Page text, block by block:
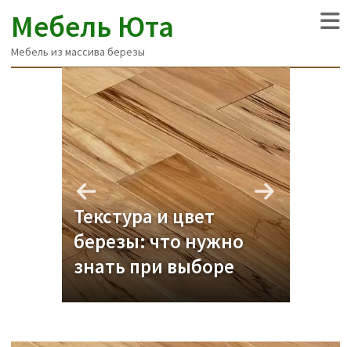
Мебель Юта
Мебель из массива березы
Текстура и цвет
березы: что нужно
знать при выборе